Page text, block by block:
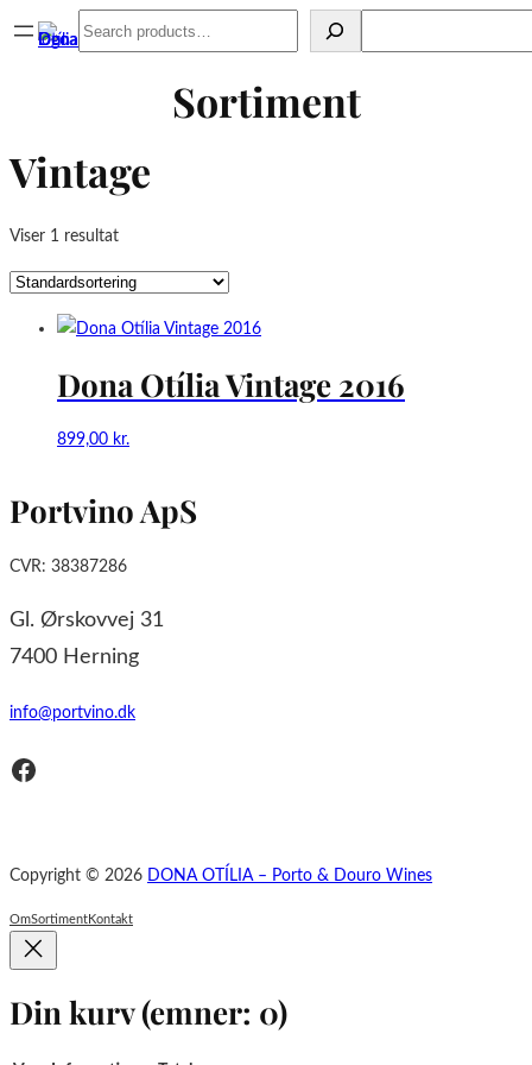
Spring
Search
Sortiment
Vintage
Viser 1 resultat
Dona Otília Vintage 2016
899,00 kr.
Portvino ApS
CVR: 38387286
Gl. Ørskovvej 31
7400 Herning
info@portvino.dk
Facebook
Copyright © 2026 DONA OTÍLIA – Porto & Douro Wines
OmSortimentKontakt
Din kurv(emner: 0)